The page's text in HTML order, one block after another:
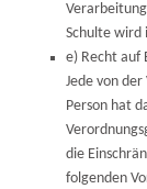
Schulte wird
e) Recht auf
Jede von
Person hat
die
folgenden